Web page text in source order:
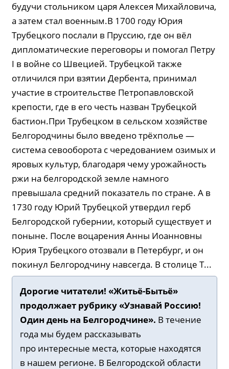
будучи стольником царя Алексея Михайловича,
а затем стал военным.В 1700 году Юрия
Трубецкого послали в Пруссию, где он вёл
дипломатические переговоры и помогал Петру
I в войне со Швецией. Трубецкой также
отличился при взятии Дербента, принимал
участие в строительстве Петропавловской
крепости, где в его честь назван Трубецкой
бастион.При Трубецком в сельском хозяйстве
Белгородчины было введено трёхполье —
система севооборота с чередованием озимых и
яровых культур, благодаря чему урожайность
ржи на белгородской земле намного
превышала средний показатель по стране. А в
1730 году Юрий Трубецкой утвердил герб
Белгородской губернии, который существует и
поныне. После воцарения Анны Иоанновны
Юрия Трубецкого отозвали в Петербург, и он
покинул Белгородчину навсегда. В столице Т...
Дорогие читатели! «Житьё-Бытьё»
продолжает рубрику «Узнавай Россию!
Один день на Белгородчине». В течение
года мы будем рассказывать
про интересные места, которые находятся
в нашем регионе. В Белгородской области